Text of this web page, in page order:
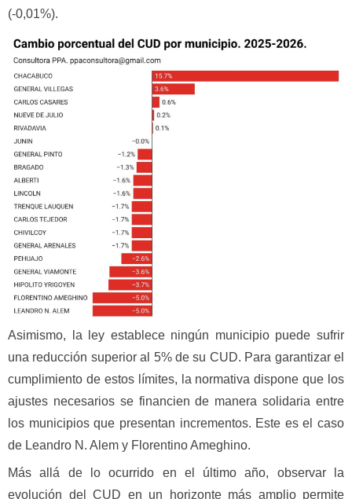
(-0,01%).
Asimismo, la ley establece ningún municipio puede sufrir
una reducción superior al 5% de su CUD. Para garantizar el
cumplimiento de estos límites, la normativa dispone que los
ajustes necesarios se financien de manera solidaria entre
los municipios que presentan incrementos. Este es el caso
de Leandro N. Alem y Florentino Ameghino.
Más allá de lo ocurrido en el último año, observar la
evolución del CUD en un horizonte más amplio permite